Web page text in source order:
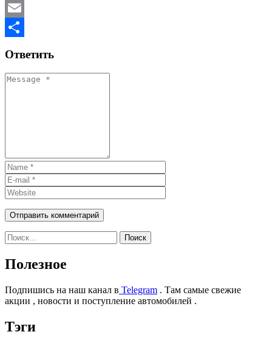
Mastodon
Email
Ответить
Найти:
Полезное
Подпишись на наш канал в Telegram . Там самые свежие
акции , новости и поступление автомобилей .
Тэги